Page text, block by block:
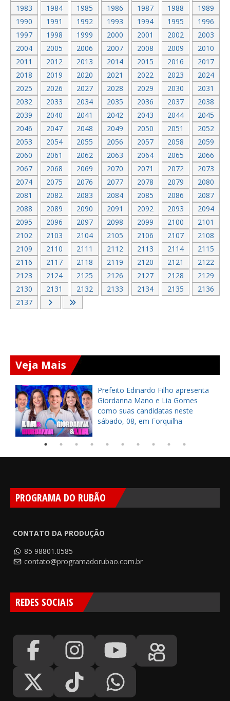
1983
1984 1985 1986 1987 1988
1989
1990
1991 1992 1993 1994 1995
1996
1997
1998 1999 2000 2001 2002
2003
2004
2005 2006 2007 2008 2009
2010
2011
2012 2013 2014 2015 2016
2017
2018
2019 2020 2021 2022 2023
2024
2025
2026 2027 2028 2029 2030
2031
2032
2033 2034 2035 2036 2037
2038
2039
2040 2041 2042 2043 2044
2045
2046
2047 2048 2049 2050 2051
2052
2053
2054 2055 2056 2057 2058
2059
2060
2061 2062 2063 2064 2065
2066
2067
2068 2069 2070 2071 2072
2073
2074
2075 2076 2077 2078 2079
2080
2081
2082 2083 2084 2085 2086
2087
2088
2089 2090 2091 2092 2093
2094
2095
2096 2097 2098 2099 2100
2101
2102
2103 2104 2105 2106 2107
2108
2109
2110 2111 2112 2113 2114
2115
2116
2117 2118 2119 2120 2121
2122
2123
2124 2125 2126 2127 2128
2129
2130
2131 2132 2133 2134 2135
2136
2137
Veja Mais
Prefeito de Caucaia, Naumi
Amorim, anuncia regulamentação
de nível superior e entrega
fardamentos a agentes da AMT
PROGRAMA DO RUBÃO
CONTATO DA PRODUÇÃO
85 98801.0585
contato@programadorubao.com.br
REDES SOCIAIS